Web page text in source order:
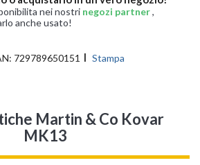
nei nostri negozi partner,
anche usato!
729789650151 Stampa
Martin & Co Kovar
MK13